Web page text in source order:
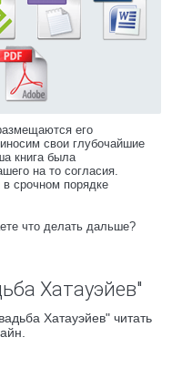
его
свои глубочайшие
книга была
на то согласия.
срочном порядке
что делать дальше?
Хатауэйев"
Хатауэйев" читать